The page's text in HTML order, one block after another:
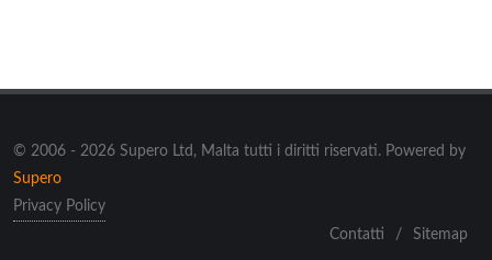
© 2006 - 2026 Supero Ltd, Malta tutti i diritti riservati. Powered by
Supero
Privacy Policy
Contatti
/ Sitemap